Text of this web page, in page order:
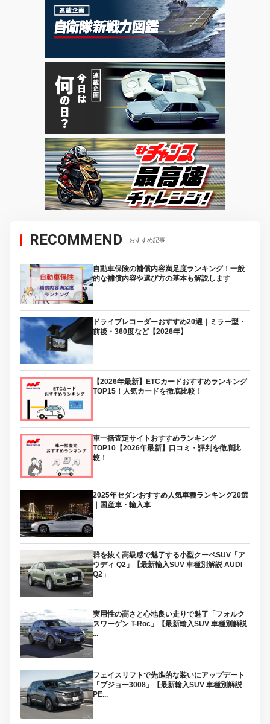
RECOMMEND おすすめ記事
自動車保険の補償内容満足度ランキング！一般
的な補償内容や選び方の基本も解説します
ドライブレコーダーおすすめ20選｜ミラー型・
前後・360度など【2026年】
【2026年最新】ETCカードおすすめランキング
TOP15！人気カードを徹底比較！
車一括査定サイトおすすめランキング
TOP10【2026年最新】口コミ・評判を徹底比
較！
2025年セダンおすすめ人気車種ランキング20選
｜国産車・輸入車
群を抜く高級感で魅了する小型クーペSUV「ア
ウディ Q2」【最新輸入SUV 車種別解説 AUDI
Q2」
実用性の高さと心地良い走りで魅了「フォルク
スワーゲン T-Roc」【最新輸入SUV 車種別解説
...
フェイスリフトで先進的な装いにアップデート
「プジョー3008」【最新輸入SUV 車種別解説
PE...